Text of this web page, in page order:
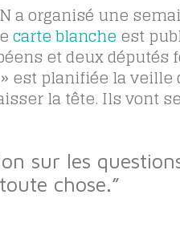
a organisé une
carte blanche est
et deux
est planifiée la
la tête. Ils vont
sur les
chose.”